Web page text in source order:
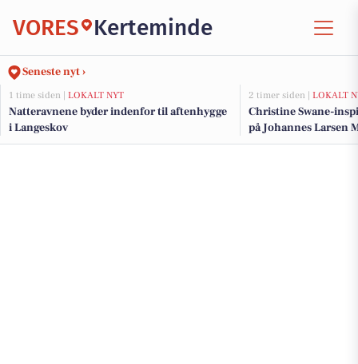
VORES Kerteminde
Seneste nyt ›
1 time siden | LOKALT NYT
Natteravnene byder indenfor til aftenhygge
i Langeskov
2 timer siden | LOKALT
Christine Swane-
på Johannes Larsen